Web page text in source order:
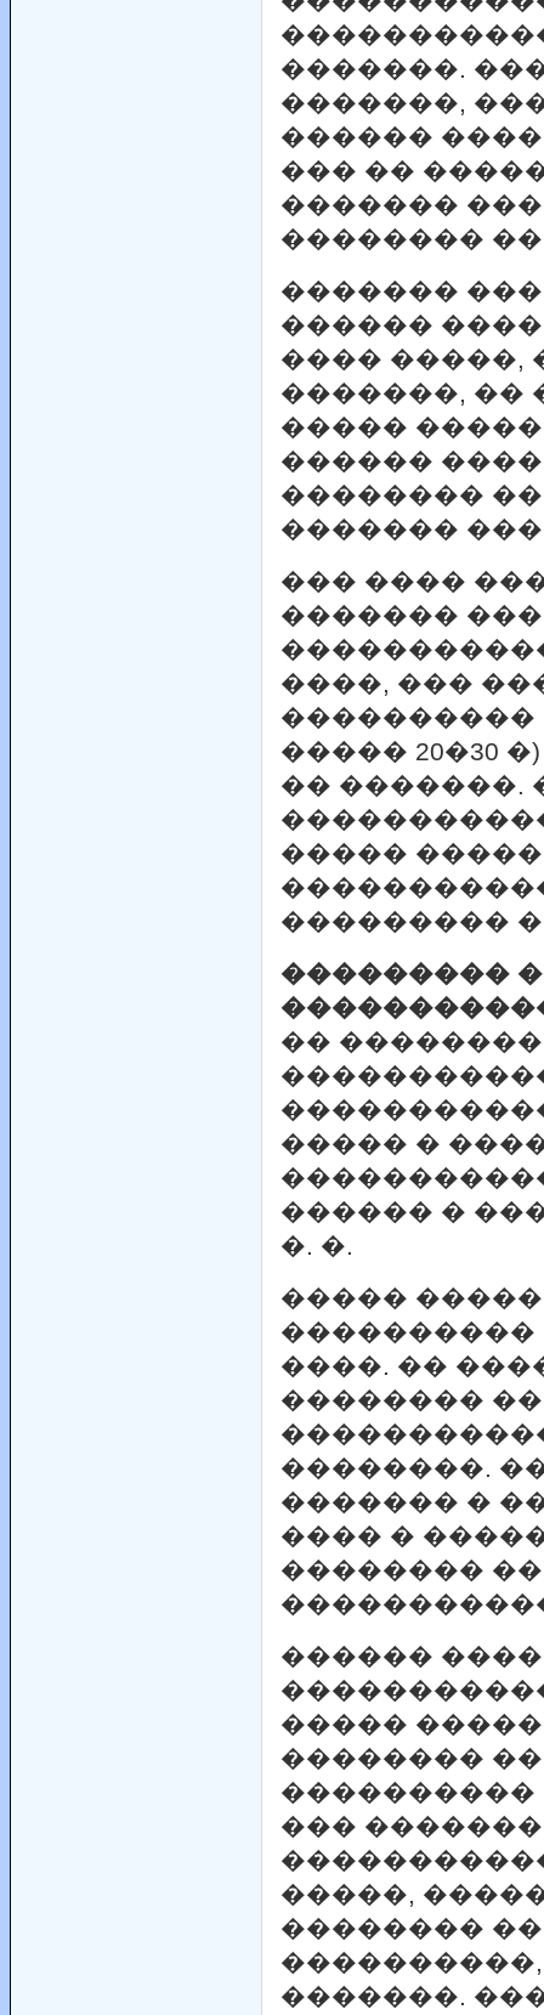
�������.
�������,
������
��� ��
�������
��������
�������
������
���� �����,
�������, ��
�����
������
��������
�������
��� ����
�������
����, ���
����������
����� 20�30
�� �������.
�����
���������
���������
��
����� �
������ �
�. �.
�����
����������
����. ��
��������
��������.
������� �
���� �
��������
������
�����
��������
����������
���
�����,
��������
�������.